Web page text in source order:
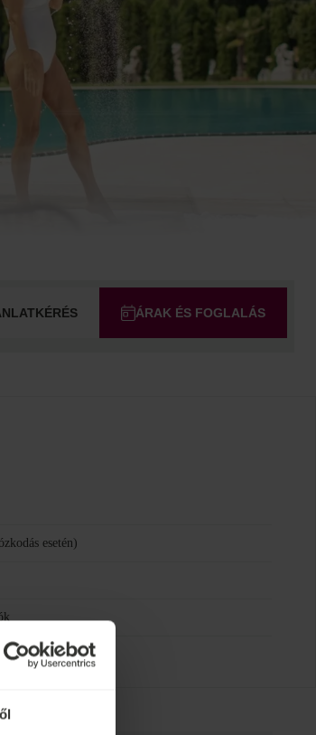
ÁRAK ÉS FOGLALÁS
esetén)